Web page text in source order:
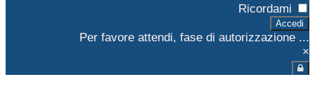
Ricordami
Accedi
Per favore attendi, fase di autorizzazione ...
×